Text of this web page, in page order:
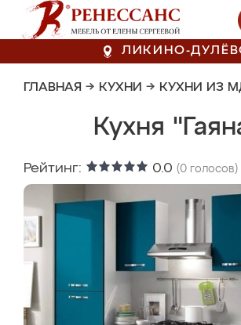
ЛИКИНО-
ГЛАВНАЯ → КУХНИ → КУХНИ ИЗ
Кухня
Рейтинг: 0.0 (0 голосов)